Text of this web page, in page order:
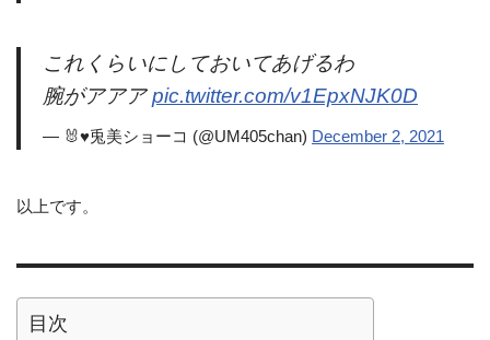
これくらいにしておいてあげるわ
腕がアアアpic.twitter.com/v1EpxNJK0D
— 🐰♥兎美ショーコ (@UM405chan) December 2, 2021
以上です。
目次